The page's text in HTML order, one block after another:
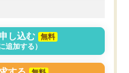
し込む
無料
追加する）